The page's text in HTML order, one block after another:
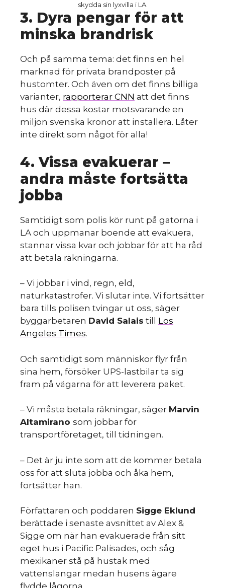
skydda sin lyxvilla i LA.
3. Dyra pengar för att
minska brandrisk
Och på samma tema: det finns en hel
marknad för privata brandposter på
hustomter. Och även om det finns billiga
varianter, rapporterar CNN att det finns
hus där dessa kostar motsvarande en
miljon svenska kronor att installera. Låter
inte direkt som något för alla!
4. Vissa evakuerar –
andra måste fortsätta
jobba
Samtidigt som polis kör runt på gatorna i
LA och uppmanar boende att evakuera,
stannar vissa kvar och jobbar för att ha råd
att betala räkningarna.
– Vi jobbar i vind, regn, eld,
naturkatastrofer. Vi slutar inte. Vi fortsätter
bara tills polisen tvingar ut oss, säger
byggarbetaren David Salais till Los
Angeles Times.
Och samtidigt som människor flyr från
sina hem, försöker UPS-lastbilar ta sig
fram på vägarna för att leverera paket.
– Vi måste betala räkningar, säger Marvin
Altamirano som jobbar för
transportföretaget, till tidningen.
– Det är ju inte som att de kommer betala
oss för att sluta jobba och åka hem,
fortsätter han.
Författaren och poddaren Sigge Eklund
berättade i senaste avsnittet av Alex &
Sigge om när han evakuerade från sitt
eget hus i Pacific Palisades, och såg
mexikaner stå på hustak med
vattenslangar medan husens ägare
HINT